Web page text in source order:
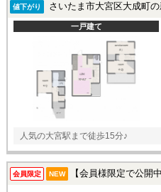
値下がり さいたま市大宮区大成町
一戸建て
人気の大宮駅まで徒歩15分♪
会員限定 NEW 【会員様限定で公開中